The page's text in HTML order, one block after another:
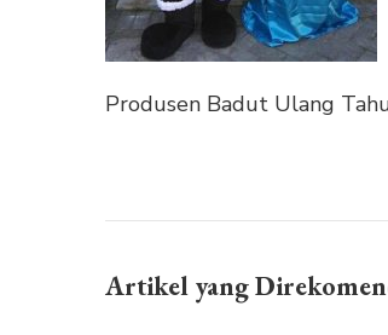
Produsen Badut Ulang
Artikel yang